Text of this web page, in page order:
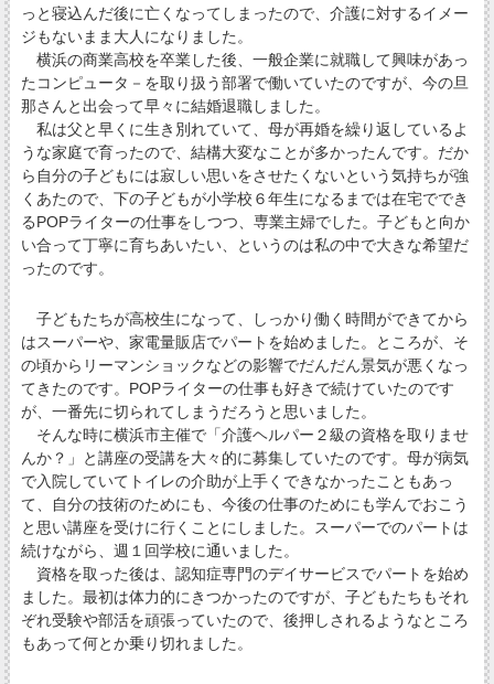
っと寝込んだ後に亡くなってしまったので、介護に対するイメー
ジもないまま大人になりました。
横浜の商業高校を卒業した後、一般企業に就職して興味があっ
たコンピュータ－を取り扱う部署で働いていたのですが、今の旦
那さんと出会って早々に結婚退職しました。
私は父と早くに生き別れていて、母が再婚を繰り返しているよ
うな家庭で育ったので、結構大変なことが多かったんです。だか
ら自分の子どもには寂しい思いをさせたくないという気持ちが強
くあたので、下の子どもが小学校６年生になるまでは在宅ででき
るPOPライターの仕事をしつつ、専業主婦でした。子どもと向か
い合って丁寧に育ちあいたい、というのは私の中で大きな希望だ
ったのです。
子どもたちが高校生になって、しっかり働く時間ができてから
はスーパーや、家電量販店でパートを始めました。ところが、そ
の頃からリーマンショックなどの影響でだんだん景気が悪くなっ
てきたのです。POPライターの仕事も好きで続けていたのです
が、一番先に切られてしまうだろうと思いました。
そんな時に横浜市主催で「介護ヘルパー２級の資格を取りませ
んか？」と講座の受講を大々的に募集していたのです。母が病気
で入院していてトイレの介助が上手くできなかったこともあっ
て、自分の技術のためにも、今後の仕事のためにも学んでおこう
と思い講座を受けに行くことにしました。スーパーでのパートは
続けながら、週１回学校に通いました。
資格を取った後は、認知症専門のデイサービスでパートを始め
ました。最初は体力的にきつかったのですが、子どもたちもそれ
ぞれ受験や部活を頑張っていたので、後押しされるようなところ
もあって何とか乗り切れました。